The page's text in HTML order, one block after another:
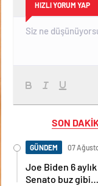
HIZLI YORUM YAP
SON
GÜNDEM 07
Joe Biden 6
Senato buz gibi…